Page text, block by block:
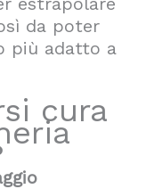
da poter
più adatto a
cura